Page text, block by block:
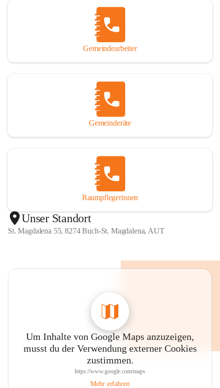
Gemeindearbeiter
Gemeinderäte
Raumpflegerinnen
Unser Standort
St. Magdalena 55, 8274 Buch-St. Magdalena, AUT
Um Inhalte von Google Maps anzuzeigen,
musst du der Verwendung externer Cookies
zustimmen.
https://www.google.com/maps
Mehr erfahren